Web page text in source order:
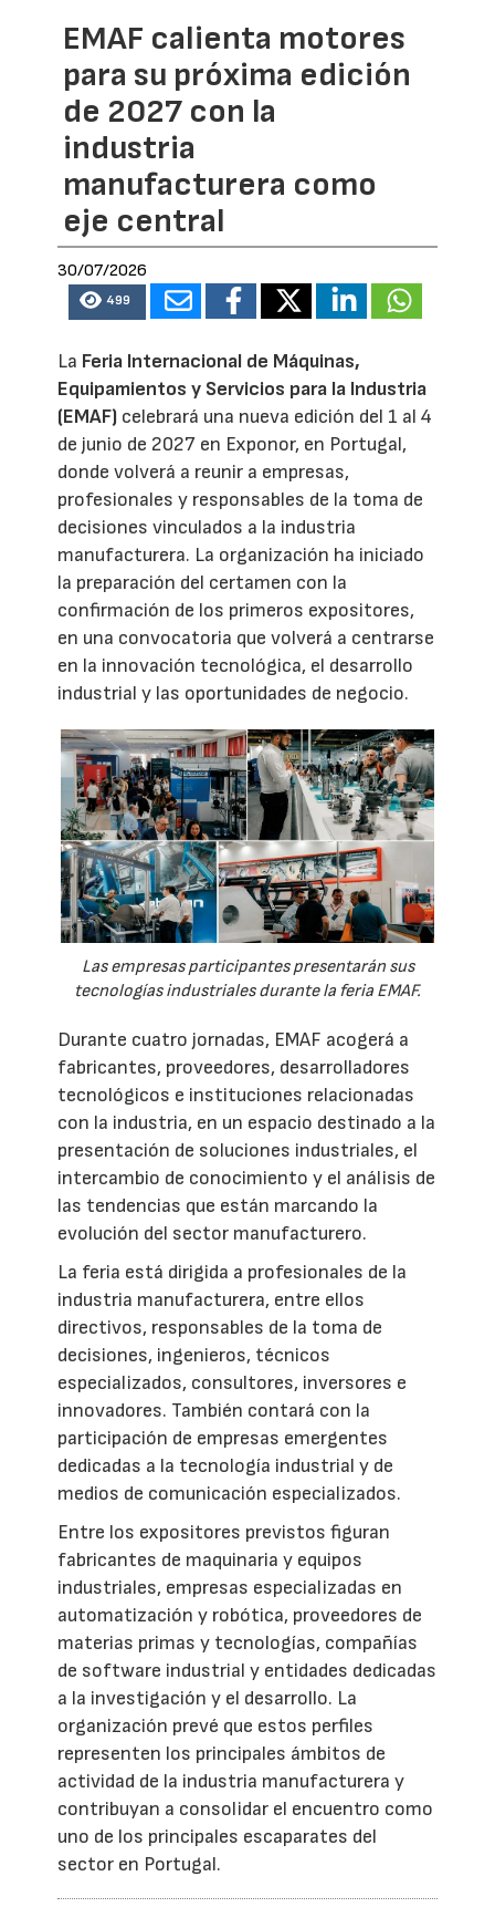
EMAF calienta motores
para su próxima edición
de 2027 con la
industria
manufacturera como
eje central
30/07/2026
499
La Feria Internacional de Máquinas,
Equipamientos y Servicios para la Industria
(EMAF) celebrará una nueva edición del 1 al 4
de junio de 2027 en Exponor, en Portugal,
donde volverá a reunir a empresas,
profesionales y responsables de la toma de
decisiones vinculados a la industria
manufacturera. La organización ha iniciado
la preparación del certamen con la
confirmación de los primeros expositores,
en una convocatoria que volverá a centrarse
en la innovación tecnológica, el desarrollo
industrial y las oportunidades de negocio.
Las empresas participantes presentarán sus
tecnologías industriales durante la feria EMAF.
Durante cuatro jornadas, EMAF acogerá a
fabricantes, proveedores, desarrolladores
tecnológicos e instituciones relacionadas
con la industria, en un espacio destinado a la
presentación de soluciones industriales, el
intercambio de conocimiento y el análisis de
las tendencias que están marcando la
evolución del sector manufacturero.
La feria está dirigida a profesionales de la
industria manufacturera, entre ellos
directivos, responsables de la toma de
decisiones, ingenieros, técnicos
especializados, consultores, inversores e
innovadores. También contará con la
participación de empresas emergentes
dedicadas a la tecnología industrial y de
medios de comunicación especializados.
Entre los expositores previstos figuran
fabricantes de maquinaria y equipos
industriales, empresas especializadas en
automatización y robótica, proveedores de
materias primas y tecnologías, compañías
de software industrial y entidades dedicadas
a la investigación y el desarrollo. La
organización prevé que estos perfiles
representen los principales ámbitos de
actividad de la industria manufacturera y
contribuyan a consolidar el encuentro como
uno de los principales escaparates del
sector en Portugal.